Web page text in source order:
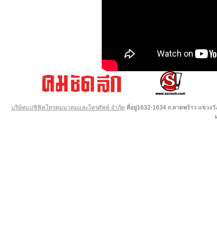
บริษัทแปซิฟิคโทรคมนาคมและโทรศัพท์ จำกัด ที่อยู่1632-1634 ถ.ลาดพร้าว แขวง